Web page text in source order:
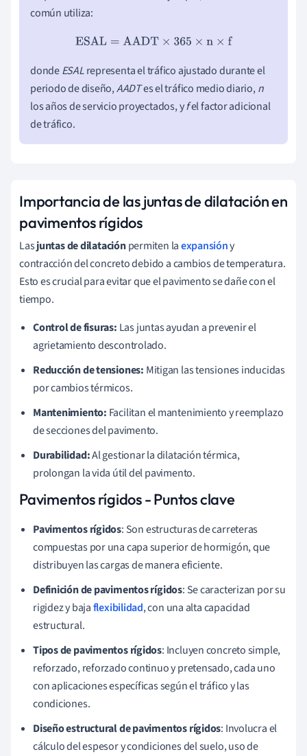
común utiliza:
ESAL=AADT ×365×n ×f
dondeESALrepresenta el tráfico ajustado durante el
periodo de diseño,AADTes el tráfico medio diario, n
los años de servicio proyectados, yfel factor adicional
de tráfico.
Importancia de las juntas de dilatación en
pavimentos rígidos
Lasjuntas de dilataciónpermiten laexpansióny
contracción del concreto debido a cambios de temperatura.
Esto es crucial para evitar que el pavimento se dañe con el
tiempo.
Control de fisuras: Las juntas ayudan a prevenir el
agrietamiento descontrolado.
Reducción de tensiones: Mitigan las tensiones inducidas
por cambios térmicos.
Mantenimiento: Facilitan el mantenimiento y reemplazo
de secciones del pavimento.
Durabilidad:Al gestionar la dilatación térmica,
prolongan la vida útil del pavimento.
Pavimentos rígidos - Puntos clave
Pavimentos rígidos: Son estructuras de carreteras
compuestas por una capa superior de hormigón, que
distribuyen las cargas de manera eficiente.
Definición de pavimentos rígidos: Se caracterizan por su
rigidez y bajaflexibilidad, con una alta capacidad
estructural.
Tipos de pavimentos rígidos: Incluyen concreto simple,
reforzado, reforzado continuo y pretensado, cada uno
con aplicaciones específicas según el tráfico y las
condiciones.
Diseño estructural de pavimentos rígidos: Involucra el
cálculo del espesor y condiciones del suelo, uso de